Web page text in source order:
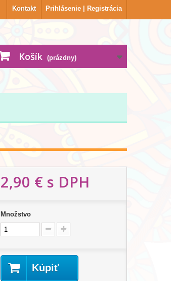
Prihlásenie | Registrácia
Kontakt
Košík (prázdny)
2,90 € s DPH
Množstvo
Kúpiť